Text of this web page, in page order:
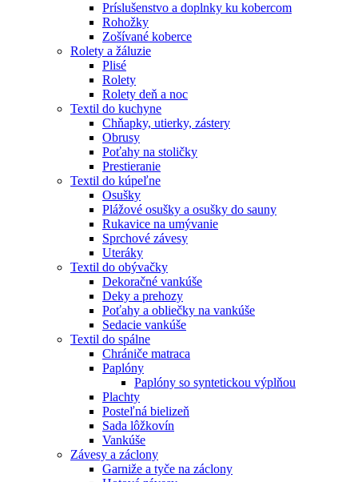
Príslušenstvo a doplnky ku kobercom
Rohožky
Zošívané koberce
Rolety a žáluzie
Plisé
Rolety
Rolety deň a noc
Textil do kuchyne
Chňapky, utierky, zástery
Obrusy
Poťahy na stoličky
Prestieranie
Textil do kúpeľne
Osušky
Plážové osušky a osušky do sauny
Rukavice na umývanie
Sprchové závesy
Uteráky
Textil do obývačky
Dekoračné vankúše
Deky a prehozy
Poťahy a obliečky na vankúše
Sedacie vankúše
Textil do spálne
Chrániče matraca
Paplóny
Paplóny so syntetickou výplňou
Plachty
Posteľná bielizeň
Sada lôžkovín
Vankúše
Závesy a záclony
Garniže a tyče na záclony